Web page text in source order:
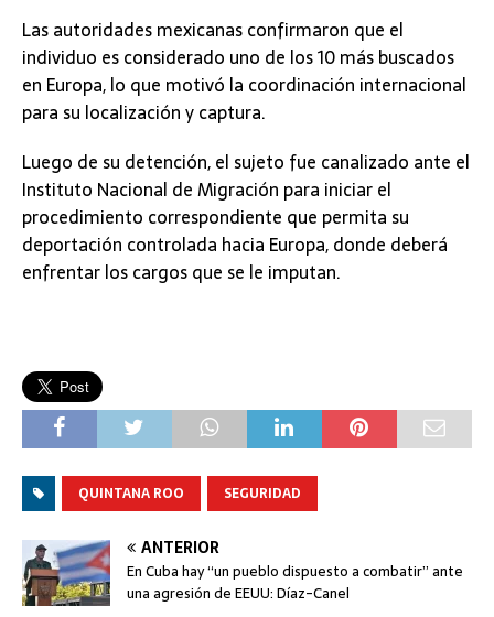
Las autoridades mexicanas confirmaron que el
individuo es considerado uno de los 10 más buscados
en Europa, lo que motivó la coordinación internacional
para su localización y captura.
Luego de su detención, el sujeto fue canalizado ante el
Instituto Nacional de Migración para iniciar el
procedimiento correspondiente que permita su
deportación controlada hacia Europa, donde deberá
enfrentar los cargos que se le imputan.
QUINTANA ROO SEGURIDAD
ANTERIOR
En Cuba hay “un pueblo dispuesto a combatir” ante
una agresión de EEUU: Díaz-Canel